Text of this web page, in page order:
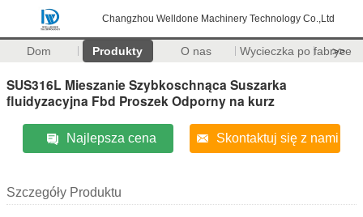
Changzhou Welldone Machinery Technology Co.,Ltd
Dom Produkty O nas Wycieczka po fabryce
>>
SUS316L Mieszanie Szybkoschnąca Suszarka
fluidyzacyjna Fbd Proszek Odporny na kurz
Najlepsza cena Skontaktuj się z nami
Szczegóły Produktu